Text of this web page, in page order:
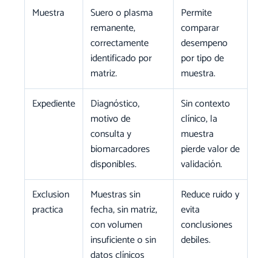
Muestra
Suero o plasma
remanente,
correctamente
identificado por
matriz.
Permite
comparar
desempeno
por tipo de
muestra.
Expediente
Diagnóstico,
motivo de
consulta y
biomarcadores
disponibles.
Sin contexto
clínico, la
muestra
pierde valor de
validación.
Exclusion
practica
Muestras sin
fecha, sin matriz,
con volumen
insuficiente o sin
Reduce ruido y
evita
conclusiones
debiles.